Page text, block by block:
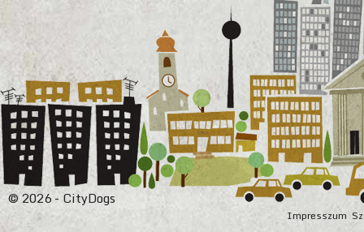
Impresszum
© 2026 - CityDogs